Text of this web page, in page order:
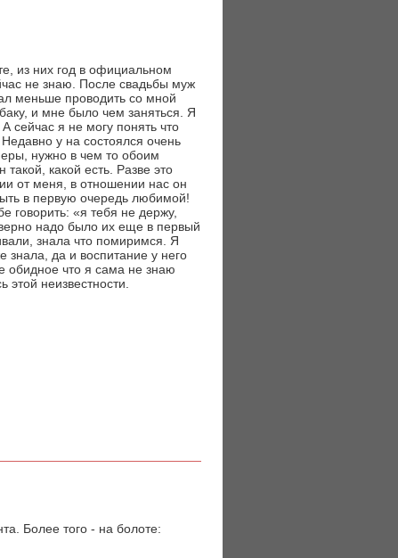
из них год в официальном
не знаю. После свадьбы муж
меньше проводить со мной
и мне было чем заняться. Я
сейчас я не могу понять что
у на состоялся очень
нужно в чем то обоим
какой есть. Разве это
от меня, в отношении нас он
в первую очередь любимой!
говорить: «я тебя не держу,
надо было их еще в первый
знала что помиримся. Я
знала, да и воспитание у него
обидное что я сама не знаю
неизвестности.
Более того - на болоте: